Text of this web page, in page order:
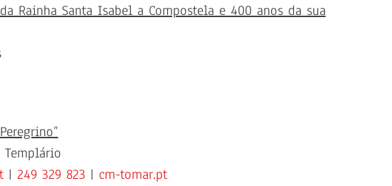
Rainha Santa Isabel a Compostela e 400 anos da sua
| 249 329 823 | cm-tomar.pt